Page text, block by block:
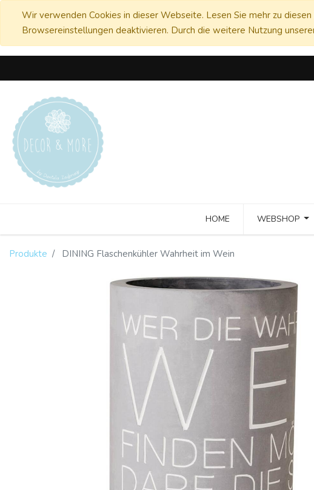
Wir verwenden Cookies in dieser Webseite. Lesen Sie mehr zu diesen
Browsereinstellungen deaktivieren. Durch die weitere Nutzung
HOME WEBSHOP
Produkte DINING Flaschenkühler Wahrheit im Wein